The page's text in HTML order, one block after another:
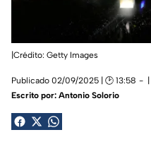
|Crédito: Getty Images
Publicado 02/09/2025 | 🕑 13:58
Escrito por: Antonio Solorio